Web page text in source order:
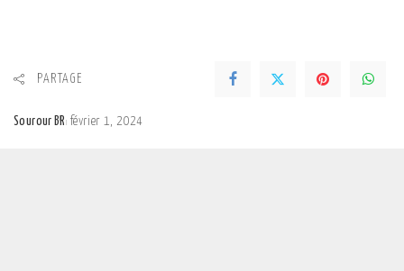
PARTAGE
Sourour BR février 1, 2024